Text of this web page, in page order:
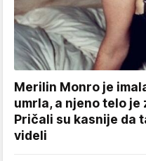
Merilin Monro je
umrla, a njeno telo
Pričali su kasnije da
videli